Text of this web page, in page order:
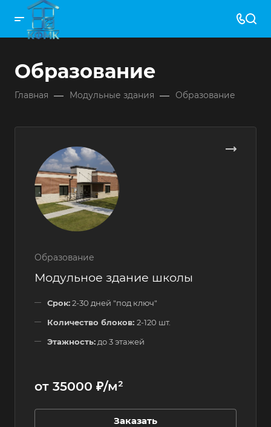
Образование
Главная — Модульные здания — Образование
Образование
Модульное здание школы
Срок:2-30 дней "под ключ"
Количество блоков: 2-120 шт.
Этажность: до 3 этажей
от 35000 ₽/м²
Заказать